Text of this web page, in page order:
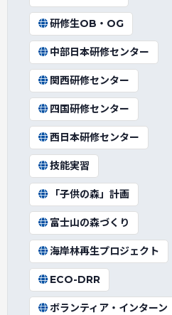
研修生OB・OG
中部日本研修センター
関西研修センター
四国研修センター
西日本研修センター
技能実習
「子供の森」計画
富士山の森づくり
海岸林再生プロジェクト
ECO-DRR
ボランティア・インターン